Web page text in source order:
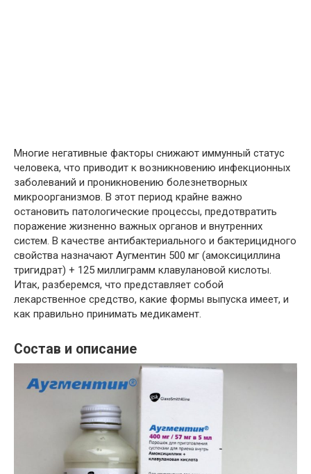
Многие негативные факторы снижают иммунный статус
человека, что приводит к возникновению инфекционных
заболеваний и проникновению болезнетворных
микроорганизмов. В этот период крайне важно
остановить патологические процессы, предотвратить
поражение жизненно важных органов и внутренних
систем. В качестве антибактериального и бактерицидного
свойства назначают Аугментин 500 мг (амоксициллина
тригидрат) + 125 миллиграмм клавулановой кислоты.
Итак, разберемся, что представляет собой
лекарственное средство, какие формы выпуска имеет, и
как правильно принимать медикамент.
Состав и описание